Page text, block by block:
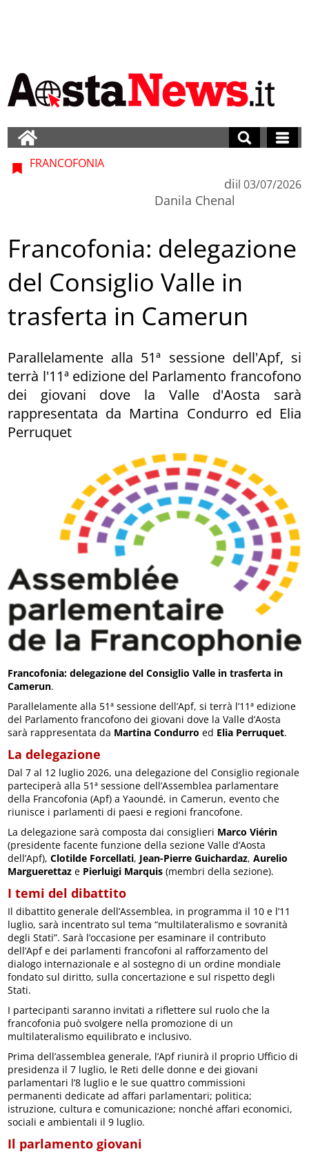
FRANCOFONIA
di
Danila Chenal
il 03/07/2026
Francofonia: delegazione
del Consiglio Valle in
trasferta in Camerun
Parallelamente alla 51ª sessione dell'Apf, si
terrà l'11ª edizione del Parlamento francofono
dei giovani dove la Valle d'Aosta sarà
rappresentata da Martina Condurro ed Elia
Perruquet
Francofonia: delegazione del Consiglio Valle in trasferta in
Camerun.
Parallelamente alla 51ª sessione dell’Apf, si terrà l’11ª edizione
del Parlamento francofono dei giovani dove la Valle d’Aosta
sarà rappresentata da Martina Condurro ed Elia Perruquet.
La delegazione
Dal 7 al 12 luglio 2026, una delegazione del Consiglio regionale
parteciperà alla 51ª sessione dell’Assemblea parlamentare
della Francofonia (Apf) a Yaoundé, in Camerun, evento che
riunisce i parlamenti di paesi e regioni francofone.
La delegazione sarà composta dai consiglieri Marco Viérin
(presidente facente funzione della sezione Valle d’Aosta
dell’Apf),Clotilde Forcellati, Jean-Pierre Guichardaz,Aurelio
Marguerettaz e Pierluigi Marquis (membri della sezione).
I temi del dibattito
Il dibattito generale dell’Assemblea, in programma il 10 e l’11
luglio, sarà incentrato sul tema “multilateralismo e sovranità
degli Stati”. Sarà l’occasione per esaminare il contributo
dell’Apf e dei parlamenti francofoni al rafforzamento del
dialogo internazionale e al sostegno di un ordine mondiale
fondato sul diritto, sulla concertazione e sul rispetto degli
Stati.
I partecipanti saranno invitati a riflettere sul ruolo che la
francofonia può svolgere nella promozione di un
multilateralismo equilibrato e inclusivo.
Prima dell’assemblea generale, l’Apf riunirà il proprio Ufficio di
presidenza il 7 luglio, le Reti delle donne e dei giovani
parlamentari l’8 luglio e le sue quattro commissioni
permanenti dedicate ad affari parlamentari; politica;
istruzione, cultura e comunicazione; nonché affari economici,
sociali e ambientali il 9 luglio.
Il parlamento giovani